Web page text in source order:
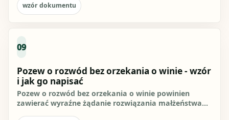
wzór dokumentu
09
Pozew o rozwód bez orzekania o winie - wzór
i jak go napisać
Pozew o rozwód bez orzekania o winie powinien
zawierać wyraźne żądanie rozwiązania małżeństwa